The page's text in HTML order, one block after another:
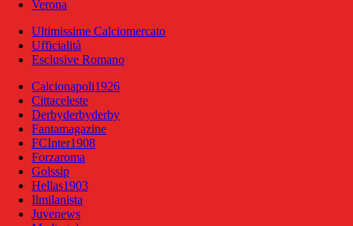
Verona
Ultimissime Calciomercato
Ufficialità
Esclusive Romano
Calcionapoli1926
Cittaceleste
Derbyderbyderby
Fantamagazine
FCInter1908
Forzaroma
Golssip
Hellas1903
Ilmilanista
Juvenews